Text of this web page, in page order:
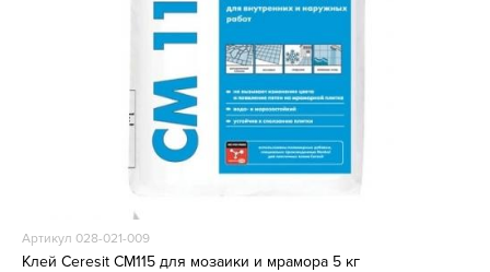
Артикул 028-021-009
Клей Ceresit СМ115 для мозаики и мрамора 5 кг